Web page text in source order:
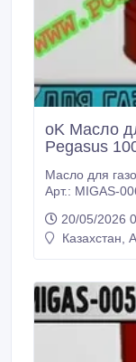
oK Масло
Pegasus
Масло для
Арт.: MIGAS-
масло
жестким требованиям,
современным
мощности со
20/05/2026
Казахстан,